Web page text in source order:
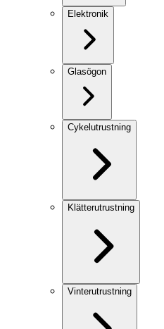
Elektronik
Glasögon
Cykelutrustning
Klätterutrustning
Vinterutrustning